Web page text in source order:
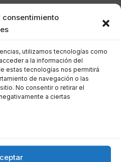
consentimiento
utilizamos tecnologías como
a la información del
estas tecnologías nos permitirá
de navegación o las
No consentir o retirar el
a ciertas
de la empresa
de atención al